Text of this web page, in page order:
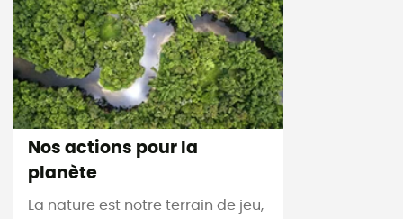
Nos actions pour la
planète
La nature est notre terrain de jeu,